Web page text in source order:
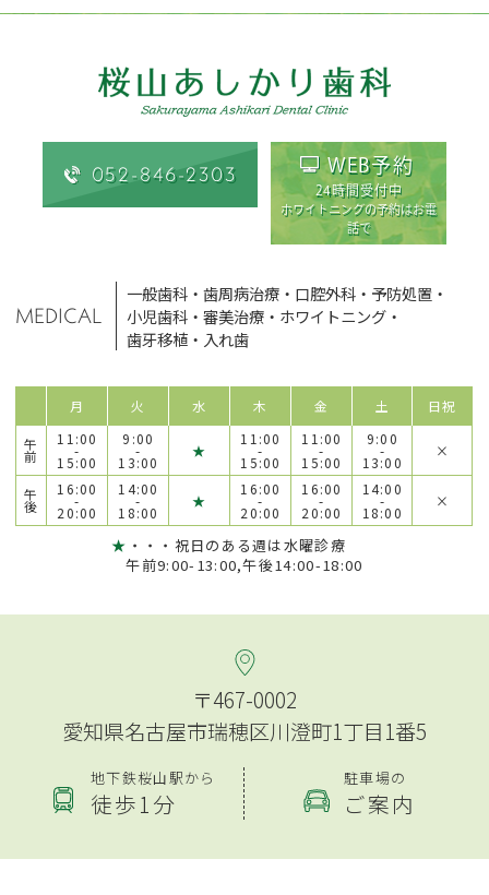
052-846-2303 WEB予約
24時間受付中
ホワイトニングの予約はお電
話で
MEDICAL
一般歯科 ・歯周病治療 ・ 口腔外科 ・ 予防処置 ・
小児歯科 ・審美治療 ・ ホワイトニング ・
歯牙移植 ・ 入れ歯
月 火 水 木 金 土 日祝
午
前
11:00
-
15:00
9:00
-
13:00
★
11:00
-
15:00
11:00
-
15:00
9:00
-
13:00
×
午
後
16:00
-
20:00
14:00
-
18:00
★
16:00
-
20:00
16:00
-
20:00
14:00
-
18:00
×
★ ・・・祝日のある週は水曜診療
午前9:00-13:00,午後14:00-18:00
〒467-0002
愛知県名古屋市瑞穂区川澄町1丁目1番5
地下鉄桜山駅から
徒歩1分
駐車場の
ご案内